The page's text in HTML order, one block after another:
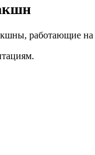
работающие на